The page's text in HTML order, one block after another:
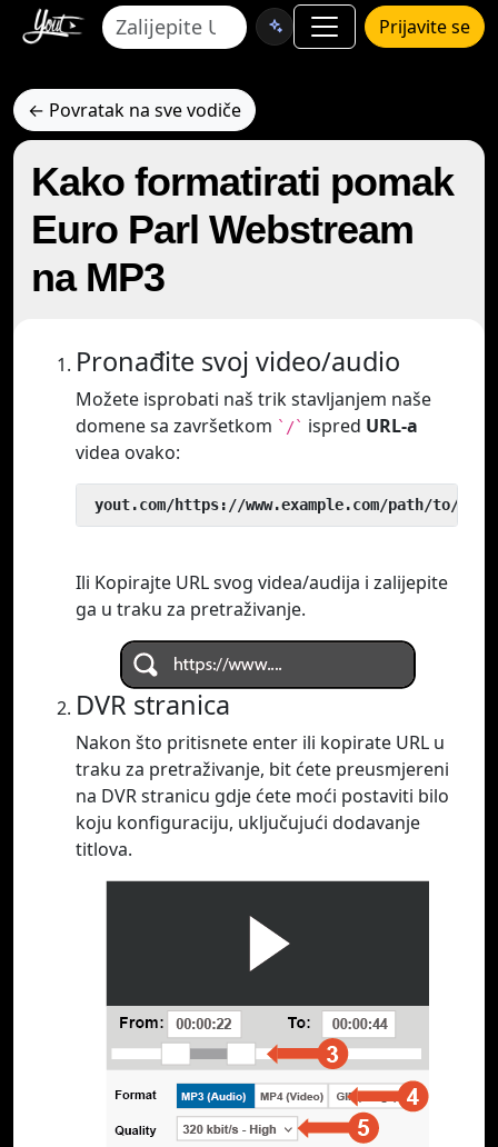
Prijavite se
← Povratak na sve vodiče
Kako formatirati pomak
Euro Parl Webstream
na MP3
Pronađite svoj video/audio
Možete isprobati naš trik stavljanjem naše
domene sa završetkom `/` ispred URL-a
videa ovako:
yout.com/https://www.example.com/path/to/
Ili Kopirajte URL svog videa/audija i zalijepite
ga u traku za pretraživanje.
DVR stranica
Nakon što pritisnete enter ili kopirate URL u
traku za pretraživanje, bit ćete preusmjereni
na DVR stranicu gdje ćete moći postaviti bilo
koju konfiguraciju, uključujući dodavanje
titlova.